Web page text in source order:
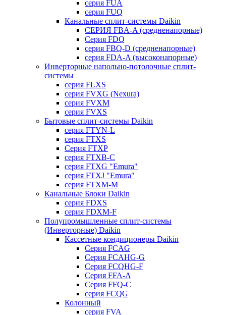
серия FUA
серия FUQ
Канальные сплит-системы Daikin
СЕРИЯ FBA-A (средненапорные)
Серия FDQ
серия FBQ-D (средненапорные)
серия FDA-A (высоконапорные)
Инверторные напольно-потолочные сплит-
системы
серия FLXS
серия FVXG (Nexura)
серия FVXM
серия FVXS
Бытовые сплит-системы Daikin
серия FTYN-L
серия FTXS
Серия FTXP
серия FTXB-C
серия FTXG "Emura"
серия FTXJ "Emura"
серия FTXM-M
Канальные Блоки Daikin
серия FDXS
серия FDXM-F
Полупромышленные сплит-системы
(Инверторные) Daikin
Кассетные кондиционеры Daikin
Серия FCAG
Серия FCAHG-G
Серия FCQHG-F
Серия FFA-A
Серия FFQ-C
серия FCQG
Колонный
серия FVA